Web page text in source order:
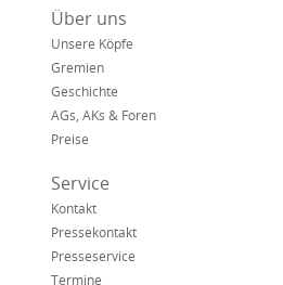
Über uns
Unsere Köpfe
Gremien
Geschichte
AGs, AKs & Foren
Preise
Service
Kontakt
Pressekontakt
Presseservice
Termine